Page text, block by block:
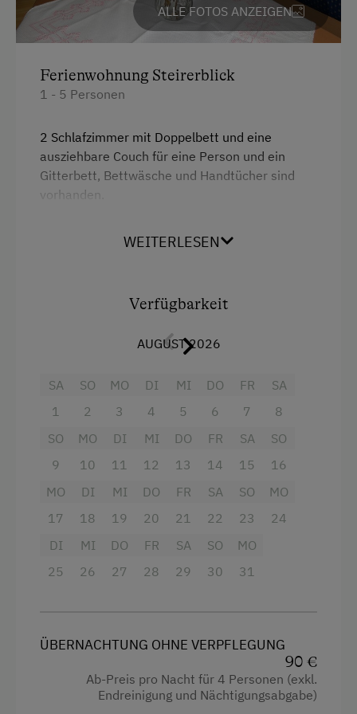
Basketball
Kochen und Backen
Nordic Walking
Skilift
Tischtennis
Zusätzliche Ausstattungsmerkmale
Relaxen und entspannen
Im Sommer Pool benützung
Aktivurlaub
Wandern
Geführte Wanderungen
Am Schwimmteich
Mithilfe am Hof
Kinderbett
Mikrowelle
Reinigungsausstattung in der Wohnung
Toaster
Toilette
Wasserkocher
Küchenausstattung
Premium-Fernsehkanäle
Haupthaus
Doppelbett (Kingsize)
ALLE FOTOS ANZEIGEN
Ferienwohnung Steirerblick
1 - 5 Personen
2 Schlafzimmer mit Doppelbett und eine
ausziehbare Couch für eine Person und ein
Gitterbett, Bettwäsche und Handtücher sind
vorhanden.
Kaffeemaschine,Kühlschrank mit
Gefrierkombination, Mikrowelle, Koch und
Essgeschirr, Wasserkocher, Sitzecke, SAT-TV,
4 Plattenherd
Aussicht auf eine Berglandschaft
Backofen
Bettwäsche kann vor Ort gemietet werden
Dusche
Gitterbett
Haarföhn
Handtücher
WEITERLESEN
Verfügbarkeit
AUGUST 2026
SA
1
SO
2
MO
3
DI
4
MI
5
DO
6
FR
7
SA
8
SO
9
MO
10
DI
11
MI
12
DO
13
FR
14
SA
15
SO
16
MO
17
DI
18
MI
19
DO
20
FR
21
SA
22
SO
23
MO
24
DI
25
MI
26
DO
27
FR
28
SA
29
SO
30
MO
31
ÜBERNACHTUNG OHNE VERPFLEGUNG
90 €
Ab-Preis pro Nacht für 4 Personen (exkl.
Endreinigung und Nächtigungsabgabe)